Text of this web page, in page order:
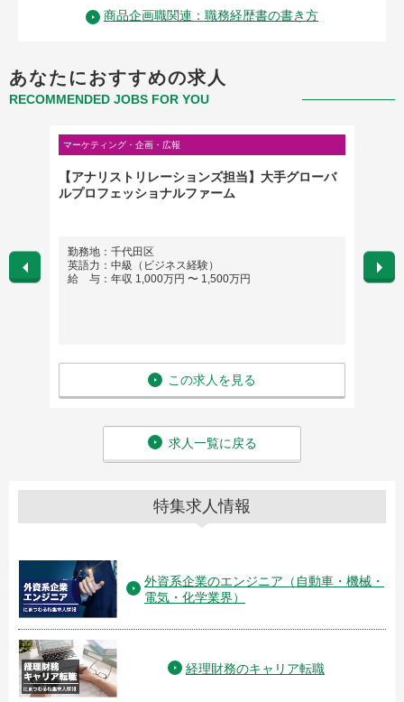
商品企画職関連：職務経歴書の書き方
あなたにおすすめの求人
RECOMMENDED JOBS FOR YOU
マーケティング・企画・広報
【アナリストリレーションズ担当】大手グローバ
ルプロフェッショナルファーム
勤務地：千代田区
英語力：中級（ビジネス経験）
給 与：年収 1,000万円 〜 1,500万円
この求人を見る
勤務
英語
給
求人一覧に戻る
特集求人情報
外資系企業のエンジニア（自動車・機械・
電気・化学業界）
経理財務のキャリア転職